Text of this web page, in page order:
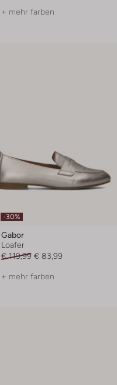
+ mehr farben
-30%
Gabor
Loafer
€ 119,99 € 83,99
+ mehr farben